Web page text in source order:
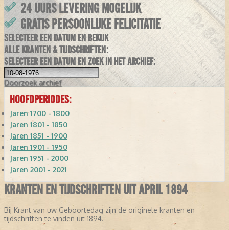
24 UURS LEVERING MOGELIJK
GRATIS PERSOONLIJKE FELICITATIE
SELECTEER EEN DATUM EN BEKIJK
ALLE KRANTEN & TIJDSCHRIFTEN:
SELECTEER EEN DATUM EN ZOEK IN HET ARCHIEF:
Doorzoek archief
HOOFDPERIODES:
Jaren 1700 - 1800
Jaren 1801 - 1850
Jaren 1851 - 1900
Jaren 1901 - 1950
Jaren 1951 - 2000
Jaren 2001 - 2021
KRANTEN EN TIJDSCHRIFTEN UIT APRIL 1894
Bij Krant van uw Geboortedag zijn de originele kranten en
tijdschriften te vinden uit 1894.